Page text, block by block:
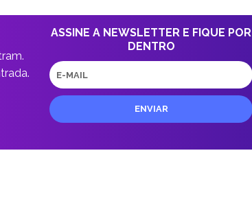
ASSINE A NEWSLETTER E FIQUE POR
DENTRO
E-
mail
ENVIAR